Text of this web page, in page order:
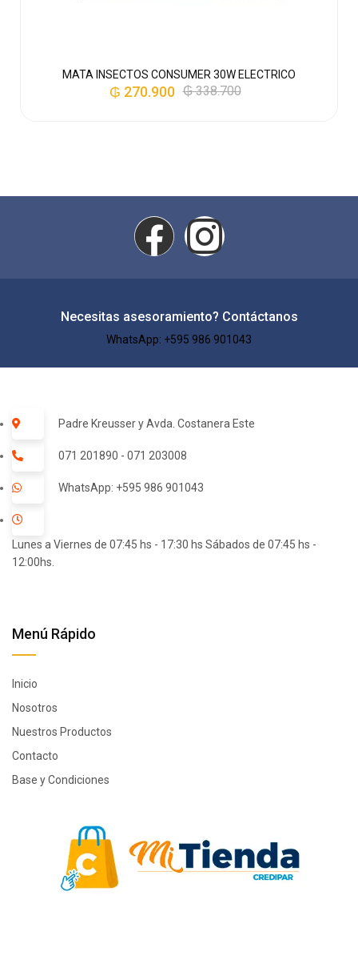
MATA INSECTOS CONSUMER 30W ELECTRICO
₲338.700
₲ 270.900
Necesitas asesoramiento? Contáctanos
WhatsApp: +595 986 901043​
Padre Kreusser y Avda. Costanera Este
071 201890 - 071 203008
WhatsApp: +595 986 901043
Lunes a Viernes de 07:45 hs - 17:30 hs Sábados de 07:45 hs -
12:00hs.
Menú Rápido
Inicio
Nosotros
Nuestros Productos
Contacto
Base y Condiciones